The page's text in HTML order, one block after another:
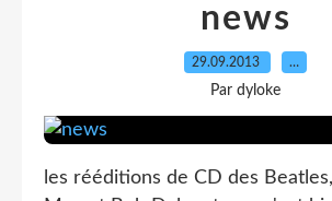
news
29.09.2013 …
Par dyloke
les rééditions de CD des